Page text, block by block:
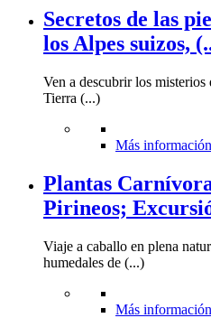
Secretos de las
los Alpes suizos,
Ven a descubrir los misterios
Tierra (...)
Más información
Plantas
Pirineos;
Viaje a caballo en plena
humedales de (...)
Más información